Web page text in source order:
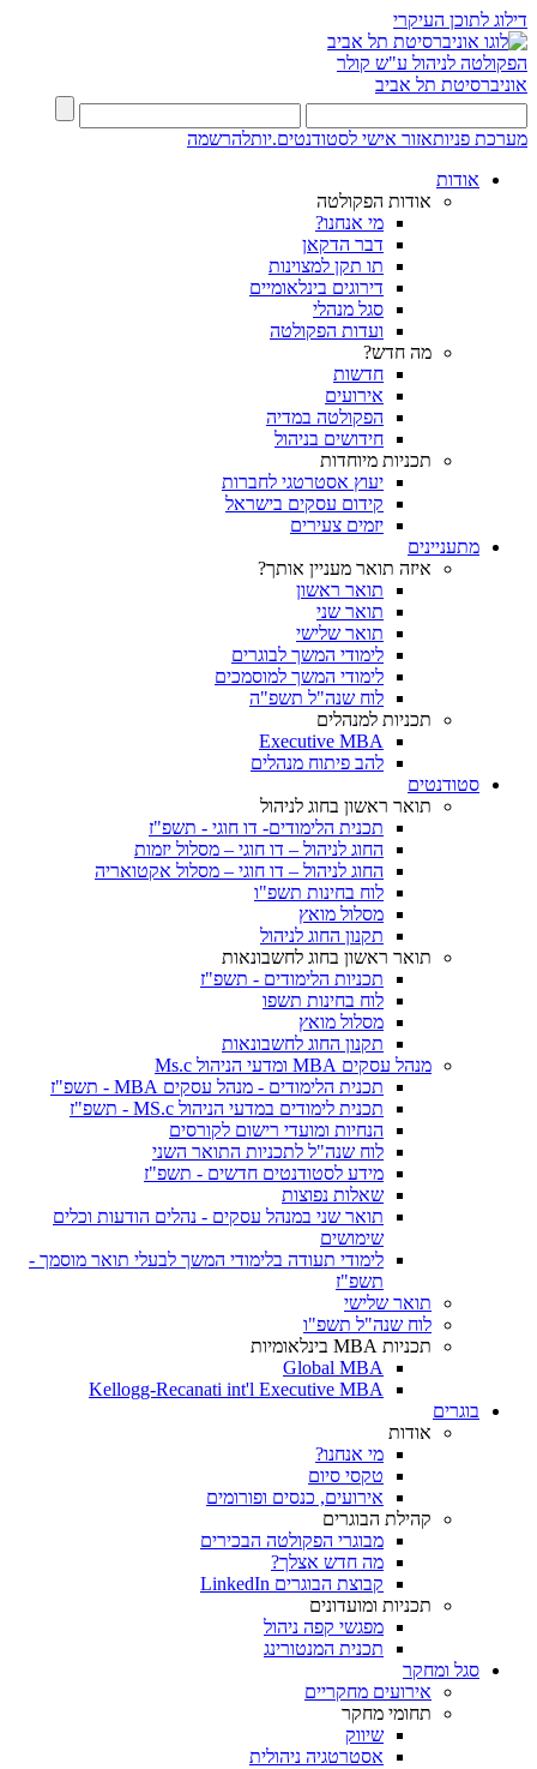
דילוג לתוכן העיקרי
הפקולטה לניהול ע"ש קולר
אוניברסיטת תל אביב
מערכת פניותאזור אישי לסטודנטים.יותלהרשמה
אודות
אודות הפקולטה
מי אנחנו?
דבר הדקאן
תו תקן למצוינות
דירוגים בינלאומיים
סגל מנהלי
ועדות הפקולטה
מה חדש?
חדשות
אירועים
הפקולטה במדיה
חידושים בניהול
תכניות מיוחדות
יעוץ אסטרטגי לחברות
קידום עסקים בישראל
יזמים צעירים
מתעניינים
איזה תואר מעניין אותך?
תואר ראשון
תואר שני
תואר שלישי
לימודי המשך לבוגרים
לימודי המשך למוסמכים
לוח שנה"ל תשפ"ה
תכניות למנהלים
Executive MBA
להב פיתוח מנהלים
סטודנטים
תואר ראשון בחוג לניהול
תכנית הלימודים- דו חוגי - תשפ"ז
החוג לניהול – דו חוגי – מסלול יזמות
החוג לניהול – דו חוגי – מסלול אקטואריה
לוח בחינות תשפ"ו
מסלול מואץ
תקנון החוג לניהול
תואר ראשון בחוג לחשבונאות
תכניות הלימודים - תשפ"ז
לוח בחינות תשפו
מסלול מואץ
תקנון החוג לחשבונאות
מנהל עסקים MBA ומדעי הניהול Ms.c
תכנית הלימודים - מנהל עסקים MBA - תשפ"ז
תכנית לימודים במדעי הניהול MS.c - תשפ"ז
הנחיות ומועדי רישום לקורסים
לוח שנה"ל לתכניות התואר השני
מידע לסטודנטים חדשים - תשפ"ז
שאלות נפוצות
תואר שני במנהל עסקים - נהלים הודעות וכלים
שימושים
לימודי תעודה בלימודי המשך לבעלי תואר מוסמך -
תשפ"ז
תואר שלישי
לוח שנה"ל תשפ"ו
תכניות MBA בינלאומיות
Global MBA
Kellogg-Recanati int'l Executive MBA
בוגרים
אודות
מי אנחנו?
טקסי סיום
אירועים, כנסים ופורומים
קהילת הבוגרים
מבוגרי הפקולטה הבכירים
מה חדש אצלך?
קבוצת הבוגרים LinkedIn
תכניות ומועדונים
מפגשי קפה ניהול
תכנית המנטורינג
סגל ומחקר
אירועים מחקריים
תחומי מחקר
שיווק
אסטרטגיה ניהולית